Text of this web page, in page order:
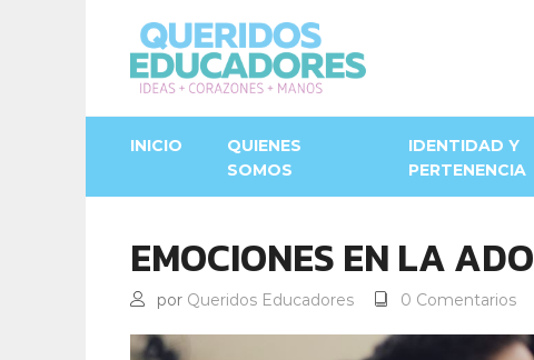
INICIO
QUIENES
SOMOS
IDENTIDAD Y
PERTENENCIA
EMOCIONES EN LA
por Queridos Educadores 0 Comentarios